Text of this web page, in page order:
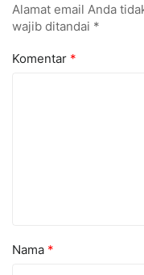
Alamat email Anda
wajib ditandai *
Komentar *
Nama *